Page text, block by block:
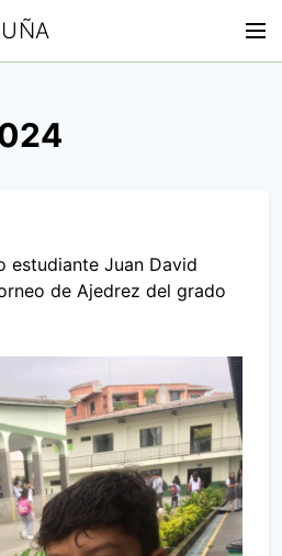
M
e
estudiante Juan David
de Ajedrez del grado